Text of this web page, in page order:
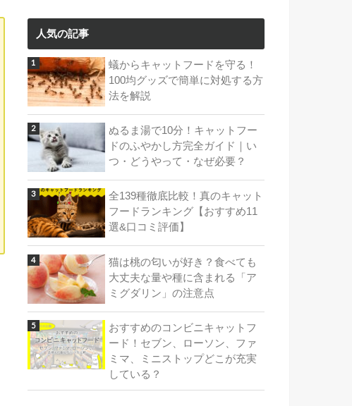
人気の記事
蟻からキャットフードを守る！
100均グッズで簡単に対処する方
法を解説
ぬるま湯で10分！キャットフー
ドのふやかし方完全ガイド｜い
つ・どうやって・なぜ必要？
全139種徹底比較！真のキャット
フードランキング【おすすめ11
選&口コミ評価】
猫は桃の匂いが好き？食べても
大丈夫な量や種に含まれる「ア
ミグダリン」の注意点
おすすめのコンビニキャットフ
ード！セブン、ローソン、ファ
ミマ、ミニストップどこが充実
している？